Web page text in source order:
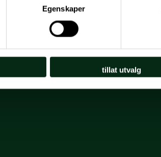
Egenskaper
tillat utvalg